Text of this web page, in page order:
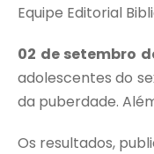
Equipe Editorial
02 de setembro
adolescentes do
da puberdade.
Os resultados,